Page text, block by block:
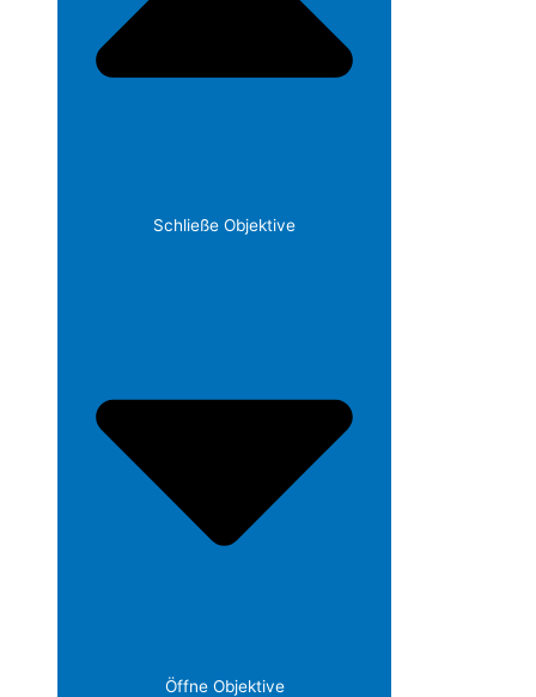
Schließe Objektive
Öffne Objektive